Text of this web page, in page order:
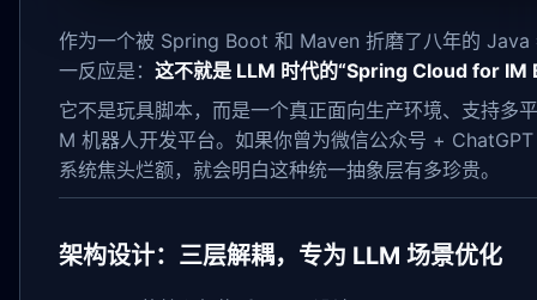
作为一个被 Spring Boot 和 Maven 折磨了八年的
一反应是： 这不就是 LLM 时代的“Spring Cloud for IM
它不是玩具脚本，而是一个真正面向生产环境、支持多
M 机器人开发平台。如果你曾为微信公众号 +
系统焦头烂额，就会明白这种统一抽象层有多珍贵。
架构设计：三层解耦，专为 LLM 场景优化